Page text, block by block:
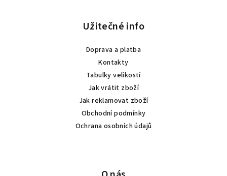
Užitečné info
Doprava a platba
Kontakty
Tabulky velikostí
Jak vrátit zboží
Jak reklamovat zboží
Obchodní podmínky
Ochrana osobních údajů